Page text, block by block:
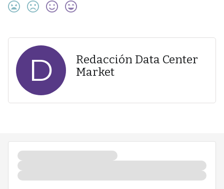
D
Redacción Data Center
Market